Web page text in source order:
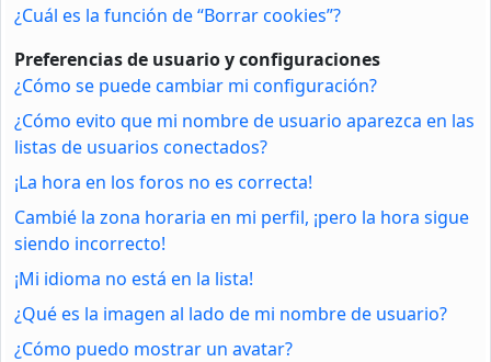
¿Cuál es la función de “Borrar cookies”?
Preferencias de usuario y configuraciones
¿Cómo se puede cambiar mi configuración?
¿Cómo evito que mi nombre de usuario aparezca en las
listas de usuarios conectados?
¡La hora en los foros no es correcta!
Cambié la zona horaria en mi perfil, ¡pero la hora sigue
siendo incorrecto!
¡Mi idioma no está en la lista!
¿Qué es la imagen al lado de mi nombre de usuario?
¿Cómo puedo mostrar un avatar?